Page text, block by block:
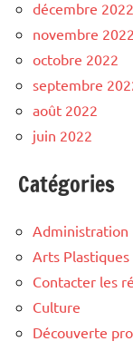
décembre 2022
novembre 2022
octobre 2022
septembre
août 2022
juin 2022
Catégories
Administration
Arts Plastiques
Contacter les
Culture
Découverte